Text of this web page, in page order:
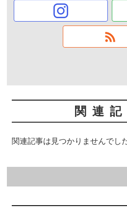
関連記
関連記事は見つかりませんでした